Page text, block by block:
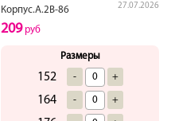
Корпус.А.2В-86
27.07.2026
209руб
Размеры
152 - +
164 - +